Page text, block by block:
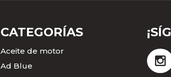
CATEGORÍAS
Aceite de motor
Ad Blue